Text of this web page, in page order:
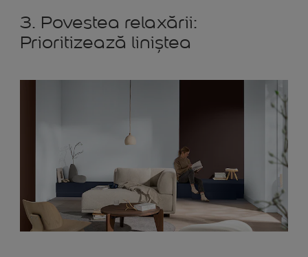
3. Povestea relaxării:
Prioritizează liniștea